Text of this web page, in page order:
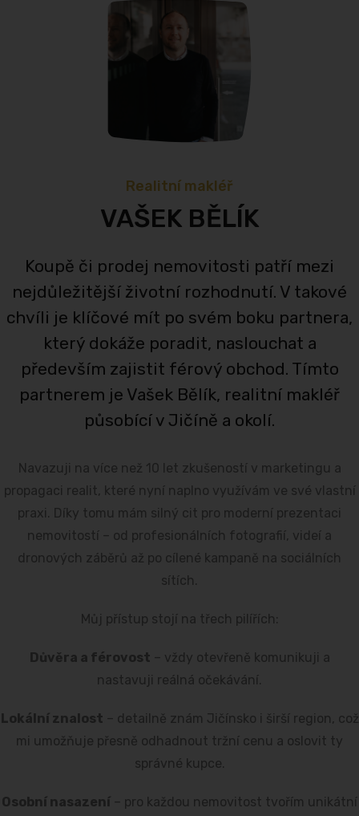
Realitní makléř
VAŠEK BĚLÍK
Koupě či prodej nemovitosti patří mezi
nejdůležitější životní rozhodnutí. V takové
chvíli je klíčové mít po svém boku partnera,
který dokáže poradit, naslouchat a
především zajistit férový obchod. Tímto
partnerem je Vašek Bělík, realitní makléř
působící v Jičíně a okolí.
Navazuji na více než 10 let zkušeností v marketingu a
propagaci realit, které nyní naplno využívám ve své vlastní
praxi. Díky tomu mám silný cit pro moderní prezentaci
nemovitostí – od profesionálních fotografií, videí a
dronových záběrů až po cílené kampaně na sociálních
sítích.
Můj přístup stojí na třech pilířích:
Důvěra a férovost – vždy otevřeně komunikuji a
nastavuji reálná očekávání.
Lokální znalost – detailně znám Jičínsko i širší region, což
mi umožňuje přesně odhadnout tržní cenu a oslovit ty
správné kupce.
Osobní nasazení – pro každou nemovitost tvořím unikátní